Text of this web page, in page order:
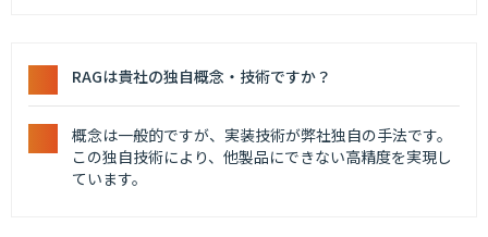
RAGは貴社の独自概念・技術ですか？
概念は一般的ですが、実装技術が弊社独自の手法です。
この独自技術により、他製品にできない高精度を実現し
ています。